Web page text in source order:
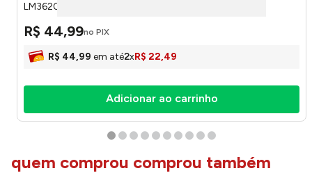
LM3620AMB - honeyhome
R$ 44,99no PIX
R$ 44,99 em até2xR$ 22,49
Adicionar ao carrinho
quem comprou comprou também